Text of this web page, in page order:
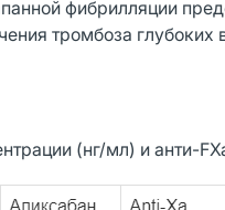
фибрилляции
тромбоза
(нг/мл) и анти-